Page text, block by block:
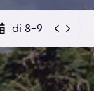
di 8-9